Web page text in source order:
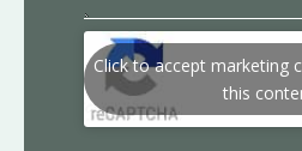
Click to accept marketing
this